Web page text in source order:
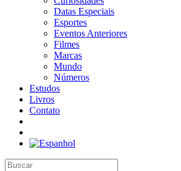
Datas Especiais
Esportes
Eventos Anteriores
Filmes
Marcas
Mundo
Números
Estudos
Livros
Contato